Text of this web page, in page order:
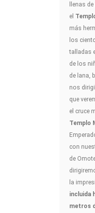
llenas
el
más
los
talladas
de los
de lana,
nos
que
el cruce
Templo
con
de
la
incluida
metros